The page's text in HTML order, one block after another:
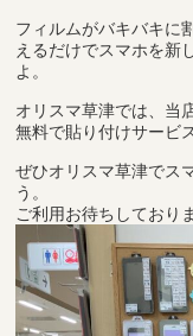
フィルムがバキバキに
えるだけでスマホを新
よ。
オリスマ草津では、当
無料で貼り付けサービ
ぜひオリスマ草津でス
う。
ご利用お待ちしており